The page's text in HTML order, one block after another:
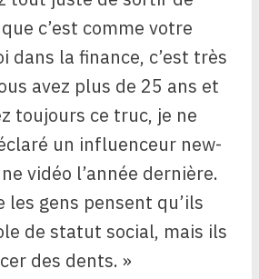
c’est comme votre
dans la finance, c’est très
avez plus de 25 ans et
toujours ce truc, je ne
un influenceur new-
vidéo l’année dernière.
les gens pensent qu’ils
de statut social, mais ils
des dents. »